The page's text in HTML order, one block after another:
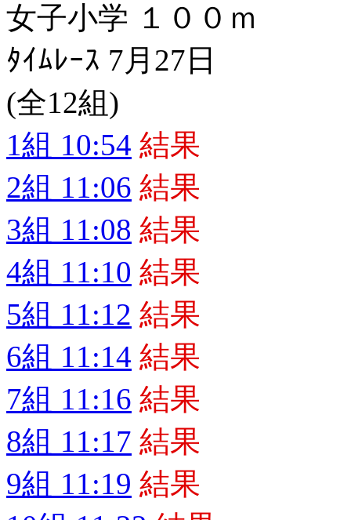
女子小学 １００ｍ
ﾀｲﾑﾚｰｽ 7月27日
(全12組)
1組 10:54 結果
2組 11:06 結果
3組 11:08 結果
4組 11:10 結果
5組 11:12 結果
6組 11:14 結果
7組 11:16 結果
8組 11:17 結果
9組 11:19 結果